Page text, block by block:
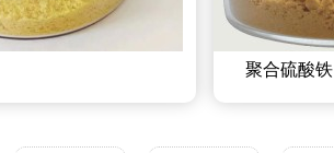
聚合硫酸铁